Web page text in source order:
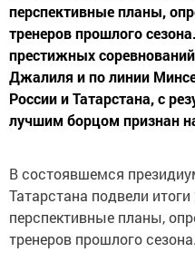
перспективные планы,
тренеров прошлого
престижных
Джалиля и по линии
России и Татарстана, с
лучшим борцом признан
В состоявшемся
Татарстана подвели
перспективные планы,
тренеров прошлого сезона.